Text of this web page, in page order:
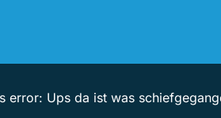
error: Ups da ist was